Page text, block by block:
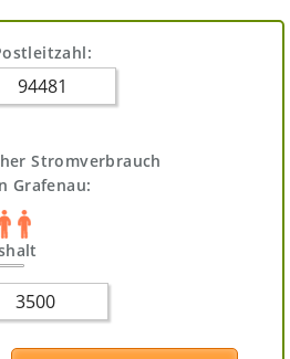
Stromverbrauch
Grafenau: